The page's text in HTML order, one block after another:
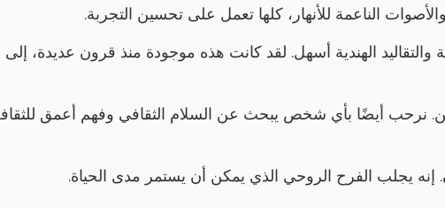
والأصوات الناعمة للأنهار، كلها تعمل على تحسين التجربة.
الهندية أسهل. لقد كانت هذه موجودة منذ قرون عديدة، إلى
نرحب أيضًا بأي شخص يبحث عن السلام الثقافي وفهم أعمق
يجلب الفرح الروحي الذي يمكن أن يستمر مدى الحياة.